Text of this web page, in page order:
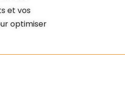
et vos
optimiser